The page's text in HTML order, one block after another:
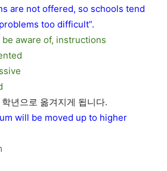
are not offered, so schools tend
too difficult”.
be aware of, instructions
년으로 옮겨지게 됩니다.
will be moved up to higher